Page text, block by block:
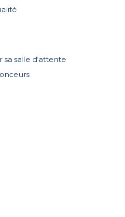
sa salle d'attente